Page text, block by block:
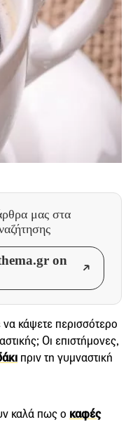
μας στα
on
κάψετε περισσότερο
Οι επιστήμονες,
πριν τη γυμναστική
καλά πως ο καφές